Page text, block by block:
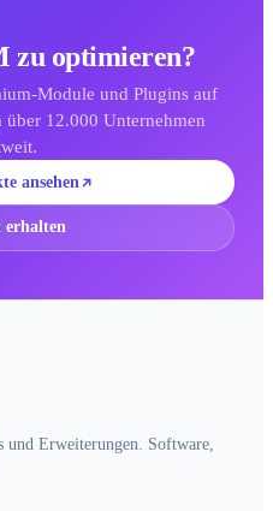
zu optimieren?
Module und Plugins auf
12.000 Unternehmen
ansehen
erhalten
Erweiterungen. Software,